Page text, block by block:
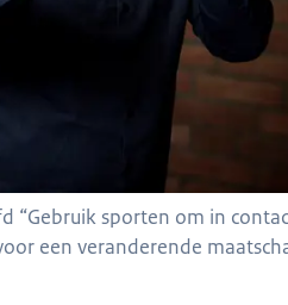
“Gebruik sporten om in
een veranderende